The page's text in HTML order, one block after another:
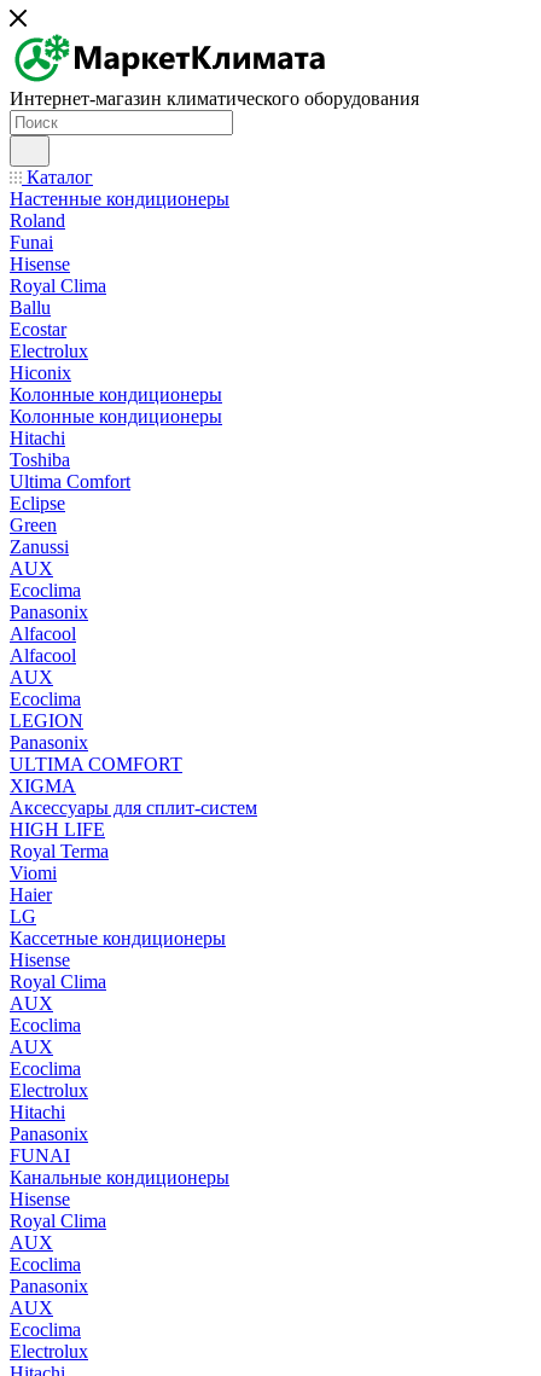
Интернет-магазин климатического оборудования
Каталог
Настенные кондиционеры
Roland
Funai
Hisense
Royal Clima
Ballu
Ecostar
Electrolux
Hiconix
Колонные кондиционеры
Колонные кондиционеры
Hitachi
Toshiba
Ultima Comfort
Eclipse
Green
Zanussi
AUX
Ecoclima
Panasonix
Alfacool
Alfacool
AUX
Ecoclima
LEGION
Panasonix
ULTIMA COMFORT
XIGMA
Аксессуары для сплит-систем
HIGH LIFE
Royal Terma
Viomi
Haier
LG
Кассетные кондиционеры
Hisense
Royal Clima
AUX
Ecoclima
AUX
Ecoclima
Electrolux
Hitachi
Panasonix
FUNAI
Канальные кондиционеры
Hisense
Royal Clima
AUX
Ecoclima
Panasonix
AUX
Ecoclima
Electrolux